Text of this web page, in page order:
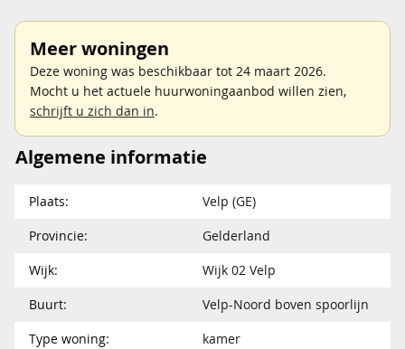
Meer woningen
Deze woning was beschikbaar tot 24 maart 2026.
Mocht u het actuele huurwoningaanbod willen zien,
schrijft u zich dan in.
Algemene informatie
Plaats:
Velp (GE)
Provincie:
Gelderland
Wijk:
Wijk 02 Velp
Buurt:
Velp-Noord boven spoorlijn
Type woning:
kamer